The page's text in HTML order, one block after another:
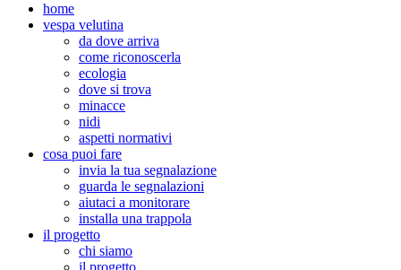
home
vespa velutina
da dove arriva
come riconoscerla
ecologia
dove si trova
minacce
nidi
aspetti normativi
cosa puoi fare
invia la tua segnalazione
guarda le segnalazioni
aiutaci a monitorare
installa una trappola
il progetto
chi siamo
il progetto